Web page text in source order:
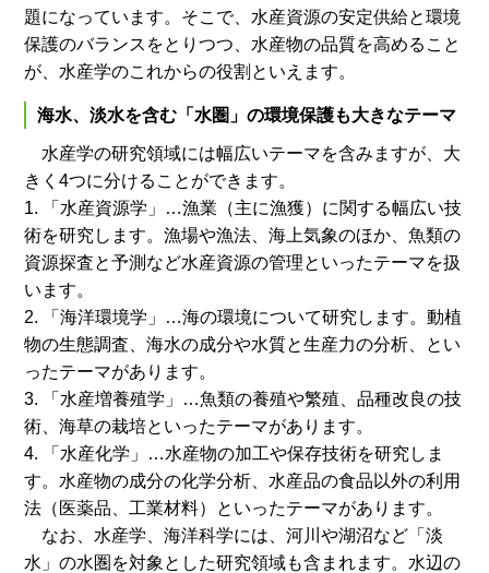
題になっています。そこで、水産資源の安定供給と環境
保護のバランスをとりつつ、水産物の品質を高めること
が、水産学のこれからの役割といえます。
海水、淡水を含む「水圏」の環境保護も大きなテーマ
水産学の研究領域には幅広いテーマを含みますが、大
きく4つに分けることができます。
1. 「水産資源学」…漁業（主に漁獲）に関する幅広い技
術を研究します。漁場や漁法、海上気象のほか、魚類の
資源探査と予測など水産資源の管理といったテーマを扱
います。
2. 「海洋環境学」…海の環境について研究します。動植
物の生態調査、海水の成分や水質と生産力の分析、とい
ったテーマがあります。
3. 「水産増養殖学」…魚類の養殖や繁殖、品種改良の技
術、海草の栽培といったテーマがあります。
4. 「水産化学」…水産物の加工や保存技術を研究しま
す。水産物の成分の化学分析、水産品の食品以外の利用
法（医薬品、工業材料）といったテーマがあります。
なお、水産学、海洋科学には、河川や湖沼など「淡
水」の水圏を対象とした研究領域も含まれます。水辺の